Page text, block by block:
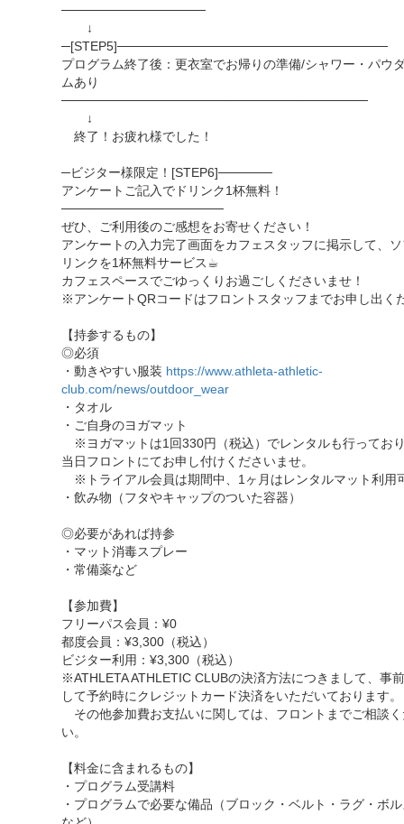
────────────────
↓
─[STEP5]──────────────────────────────
プログラム終了後：更衣室でお帰りの準備/シャワー・パウ
ムあり
──────────────────────────────────
↓
終了！お疲れ様でした！
─ビジター様限定！[STEP6]──────
アンケートご記入でドリンク1杯無料！
──────────────────
ぜひ、ご利用後のご感想をお寄せください！
アンケートの入力完了画面をカフェスタッフに掲示して、
リンクを1杯無料サービス☕︎
カフェスペースでごゆっくりお過ごしくださいませ！
※アンケートQRコードはフロントスタッフまでお申し出く
【持参するもの】
◎必須
・動きやすい服装 https://www.athleta-athletic-
club.com/news/outdoor_wear
・タオル
・ご自身のヨガマット
※ヨガマットは1回330円（税込）でレンタルも行ってお
当日フロントにてお申し付けくださいませ。
※トライアル会員は期間中、1ヶ月はレンタルマット利用
・飲み物（フタやキャップのついた容器）
◎必要があれば持参
・マット消毒スプレー
・常備薬など
【参加費】
フリーパス会員：¥0
都度会員：¥3,300（税込）
ビジター利用：¥3,300（税込）
※ATHLETA ATHLETIC CLUBの決済方法につきまして、事
して予約時にクレジットカード決済をいただいております。
その他参加費お支払いに関しては、フロントまでご相談
い。
【料金に含まれるもの】
・プログラム受講料
・プログラムで必要な備品（ブロック・ベルト・ラグ・ボ